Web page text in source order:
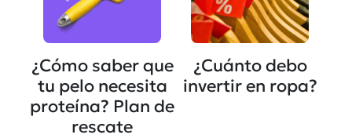
¿Cómo saber que
tu pelo necesita
proteína? Plan de
rescate
¿Cuánto debo
invertir en ropa?